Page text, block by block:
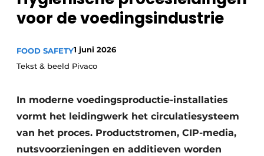
Privacy / Cookie statement
Vacatures
voor de voedingsindustrie
FOOD SAFETY1 juni 2026
Tekst & beeld Pivaco
In moderne voedingsproductie-installaties
vormt het leidingwerk het circulatiesysteem
van het proces. Productstromen, CIP-media,
nutsvoorzieningen en additieven worden